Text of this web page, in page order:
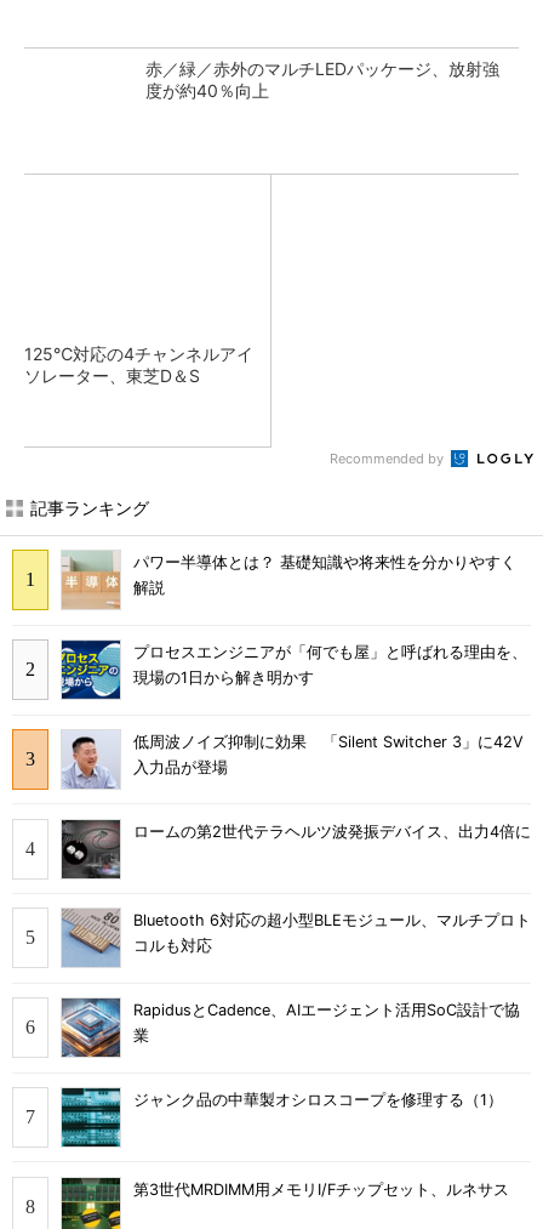
赤／緑／赤外のマルチLEDパッケージ、放射強
度が約40％向上
125℃対応の4チャンネルアイ
ソレーター、東芝D＆S
Recommended by
記事ランキング
パワー半導体とは？ 基礎知識や将来性を分かりやすく
解説
プロセスエンジニアが「何でも屋」と呼ばれる理由を、
現場の1日から解き明かす
低周波ノイズ抑制に効果 「Silent Switcher 3」に42V
入力品が登場
ロームの第2世代テラヘルツ波発振デバイス、出力4倍に
Bluetooth 6対応の超小型BLEモジュール、マルチプロト
コルも対応
RapidusとCadence、AIエージェント活用SoC設計で協
業
ジャンク品の中華製オシロスコープを修理する（1）
第3世代MRDIMM用メモリI/Fチップセット、ルネサス